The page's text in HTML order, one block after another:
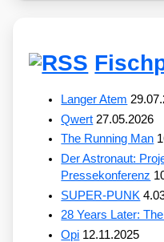
Langer Atem
Qwert 27.05.2026
The Running Man
Der Astronaut:
Pressekonferenz
SUPER-PUNK
28 Years Later:
Opi 12.11.2025